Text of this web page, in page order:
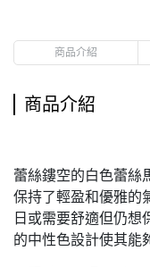
商品介紹
商品介紹
蕾絲鏤空的白色蕾絲
保持了輕盈和優雅的
日或需要舒適但仍想
的中性色設計使其能